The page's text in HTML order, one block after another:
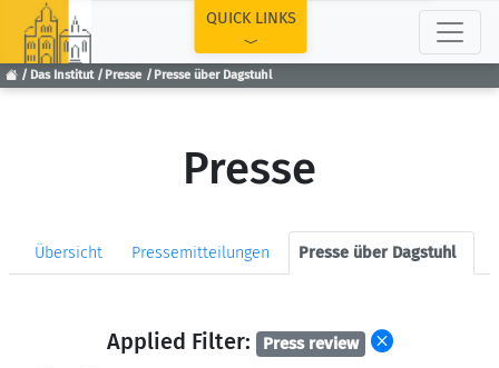
Das Institut Presse Presse über Dagstuhl
QUICK LINKS
Presse
Übersicht Pressemitteilungen Presse über Dagstuhl
Applied Filter: Press review